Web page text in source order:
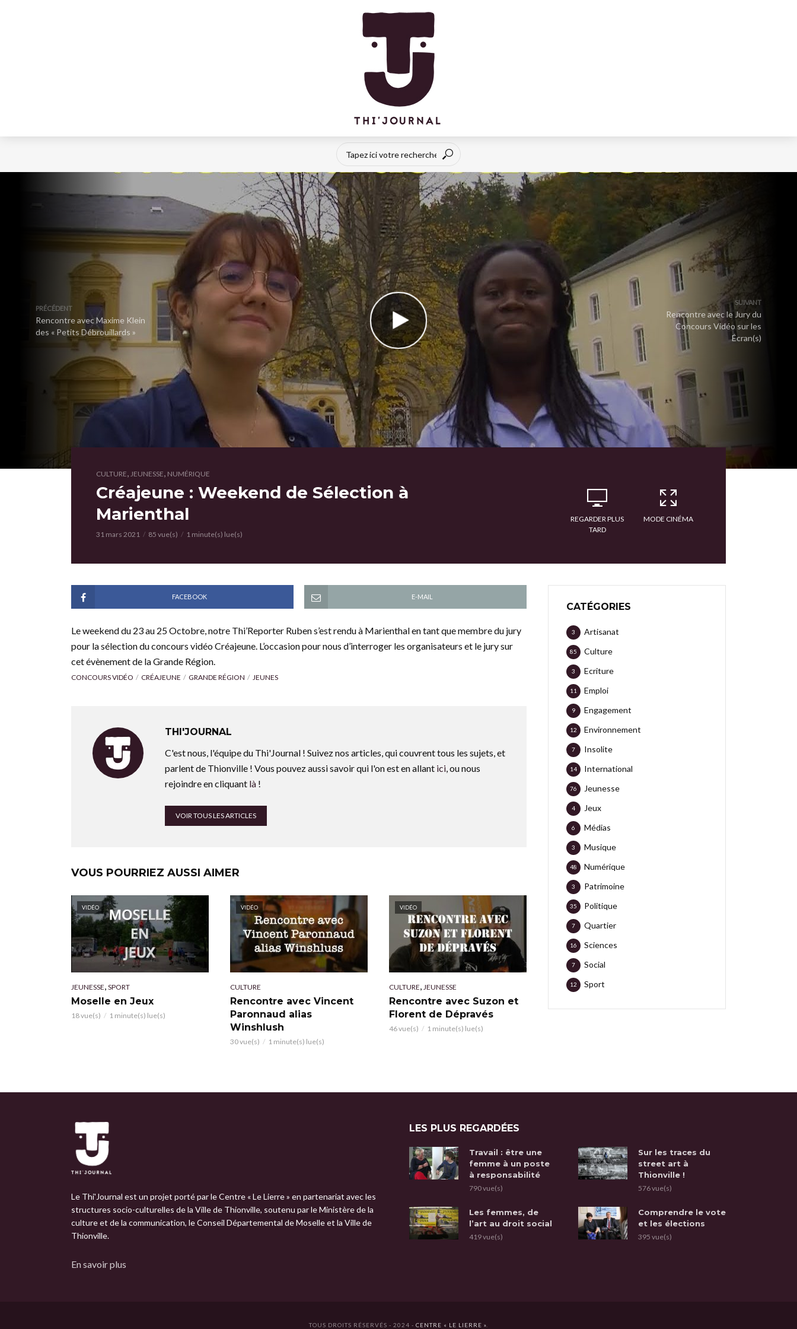
PRÉCÉDENT
Rencontre avec Maxime Klein
des « Petits Débrouillards »
SUIVANT
Rencontre avec le Jury du
Concours Vidéo sur les
Écran(s)
CULTURE, JEUNESSE, NUMÉRIQUE
Créajeune : Weekend de Sélection à
Marienthal
31 mars 2021 85 vue(s) 1 minute(s) lue(s)
REGARDER PLUS
TARD
MODE CINÉMA
FACEBOOK E-MAIL
Le weekend du 23 au 25 Octobre, notre Thi’Reporter Ruben s’est rendu à Marienthal en tant que membre du jury
pour la sélection du concours vidéo Créajeune. L’occasion pour nous d’interroger les organisateurs et le jury sur
cet évènement de la Grande Région.
CONCOURS VIDÉO CRÉAJEUNE GRANDE RÉGION JEUNES
THI'JOURNAL
C'est nous, l'équipe du Thi'Journal ! Suivez nos articles, qui couvrent tous les sujets, et
parlent de Thionville ! Vous pouvez aussi savoir qui l'on est en allant ici, ou nous
rejoindre en cliquant là !
VOIR TOUS LES ARTICLES
VOUS POURRIEZ AUSSI AIMER
VIDÉO
JEUNESSE, SPORT
Moselle en Jeux
18 vue(s) 1 minute(s) lue(s)
VIDÉO
CULTURE
Rencontre avec Vincent
Paronnaud alias
Winshlush
30 vue(s) 1 minute(s) lue(s)
VIDÉO
CULTURE, JEUNESSE
Rencontre avec Suzon et
Florent de Dépravés
46 vue(s) 1 minute(s) lue(s)
CATÉGORIES
Artisanat
3
Culture
85
Ecriture
3
Emploi
11
Engagement
9
Environnement
12
Insolite
7
International
14
Jeunesse
76
Jeux
4
Médias
6
Musique
3
Numérique
48
Patrimoine
3
Politique
35
Quartier
7
Sciences
16
Social
7
Sport
12
Le Thi'Journal est un projet porté par le Centre « Le Lierre » en partenariat avec les
structures socio-culturelles de la Ville de Thionville, soutenu par le Ministère de la
culture et de la communication, le Conseil Départemental de Moselle et la Ville de
Thionville.
En savoir plus
LES PLUS REGARDÉES
Travail : être une
femme à un poste
à responsabilité
790 vue(s)
Sur les traces du
street art à
Thionville !
576 vue(s)
Les femmes, de
l’art au droit social
419 vue(s)
Comprendre le vote
et les élections
395 vue(s)
TOUS DROITS RÉSERVÉS - 2024 - CENTRE « LE LIERRE »